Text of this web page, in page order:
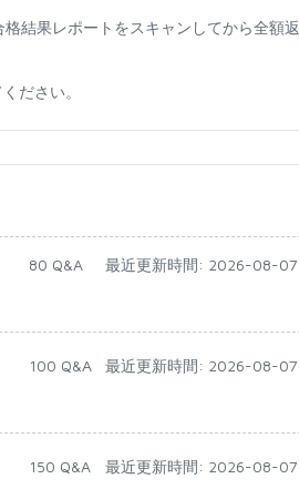
結果レポートをスキャンしてから全額返
ださい。
80 Q&A 最近更新時間: 2026-08-07
100 Q&A 最近更新時間: 2026-08-07
150 Q&A 最近更新時間: 2026-08-07